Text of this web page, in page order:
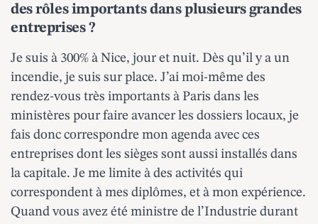
des rôles importants dans plusieurs grandes
entreprises ?
Je suis à 300% à Nice, jour et nuit. Dès qu’il y a un
incendie, je suis sur place. J’ai moi-même des
rendez-vous très importants à Paris dans les
ministères pour faire avancer les dossiers locaux, je
fais donc correspondre mon agenda avec ces
entreprises dont les sièges sont aussi installés dans
la capitale. Je me limite à des activités qui
correspondent à mes diplômes, et à mon expérience.
Quand vous avez été ministre de l’Industrie durant